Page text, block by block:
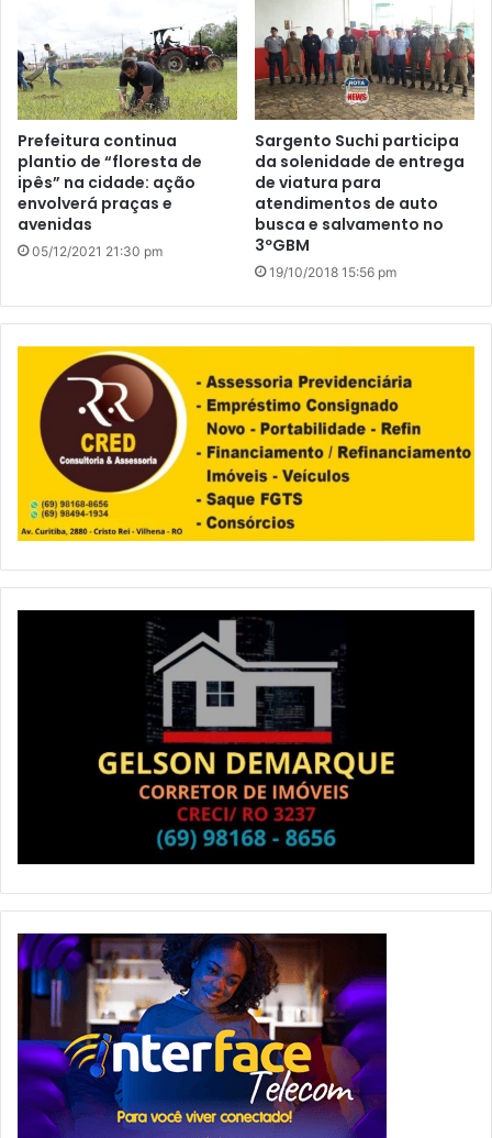
Prefeitura continua
plantio de “floresta de
ipês” na cidade: ação
envolverá praças e
avenidas
05/12/2021 21:30 pm
Sargento Suchi participa
da solenidade de entrega
de viatura para
atendimentos de auto
busca e salvamento no
3ºGBM
19/10/2018 15:56 pm